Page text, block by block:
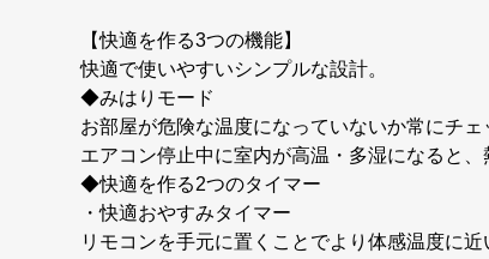
【快適を作る3つの機能】
快適で使いやすいシンプルな設計。
◆みはりモード
お部屋が危険な温度になっていないか常にチェ
エアコン停止中に室内が高温・多湿になると
◆快適を作る2つのタイマー
・快適おやすみタイマー
リモコンを手元に置くことでより体感温度に